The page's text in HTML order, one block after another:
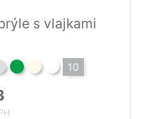
s vlajkami
10